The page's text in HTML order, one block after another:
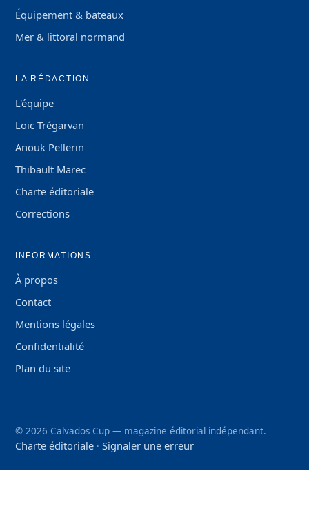
Équipement & bateaux
Mer & littoral normand
LA RÉDACTION
L'équipe
Loïc Trégarvan
Anouk Pellerin
Thibault Marec
Charte éditoriale
Corrections
INFORMATIONS
À propos
Contact
Mentions légales
Confidentialité
Plan du site
© 2026 Calvados Cup — magazine éditorial indépendant.
Charte éditoriale · Signaler une erreur